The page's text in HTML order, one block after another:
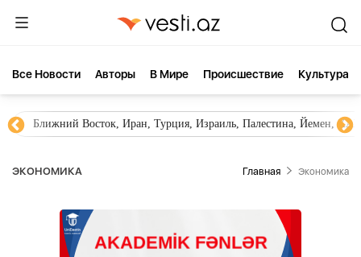
Все Новости Aвторы В Мире Происшествие Культура
Ближний Восток, Иран, Турция, Израиль, Палестина, Йемен,
ЭКОНОМИКА Главная Экономика